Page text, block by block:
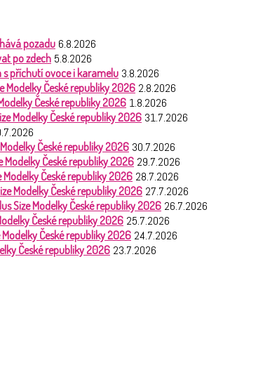
pozadu 6.8.2026
po zdech 5.8.2026
příchutí ovoce i karamelu 3.8.2026
Modelky České republiky 2026 2.8.2026
České republiky 2026 1.8.2026
Modelky České republiky 2026 31.7.2026
České republiky 2026 30.7.2026
Modelky České republiky 2026 29.7.2026
České republiky 2026 28.7.2026
Modelky České republiky 2026 27.7.2026
Size Modelky České republiky 2026 26.7.2026
České republiky 2026 25.7.2026
České republiky 2026 24.7.2026
České republiky 2026 23.7.2026